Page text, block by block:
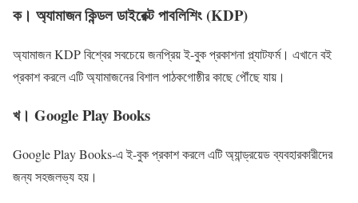
ক। অ্যামাজন কিন্ডল ডাইরেক্ট পাবলিশিং (KDP)
অ্যামাজন KDP বিশ্বের সবচেয়ে জনপ্রিয় ই-বুক প্রকাশনা প্ল্যাটফর্ম। এখানে বই
প্রকাশ করলে এটি অ্যামাজনের বিশাল পাঠকগোষ্ঠীর কাছে পৌঁছে যায়।
খ। Google Play Books
Google Play Books-এ ই-বুক প্রকাশ করলে এটি অ্যান্ড্রয়েড ব্যবহারকারীদের
জন্য সহজলভ্য হয়।